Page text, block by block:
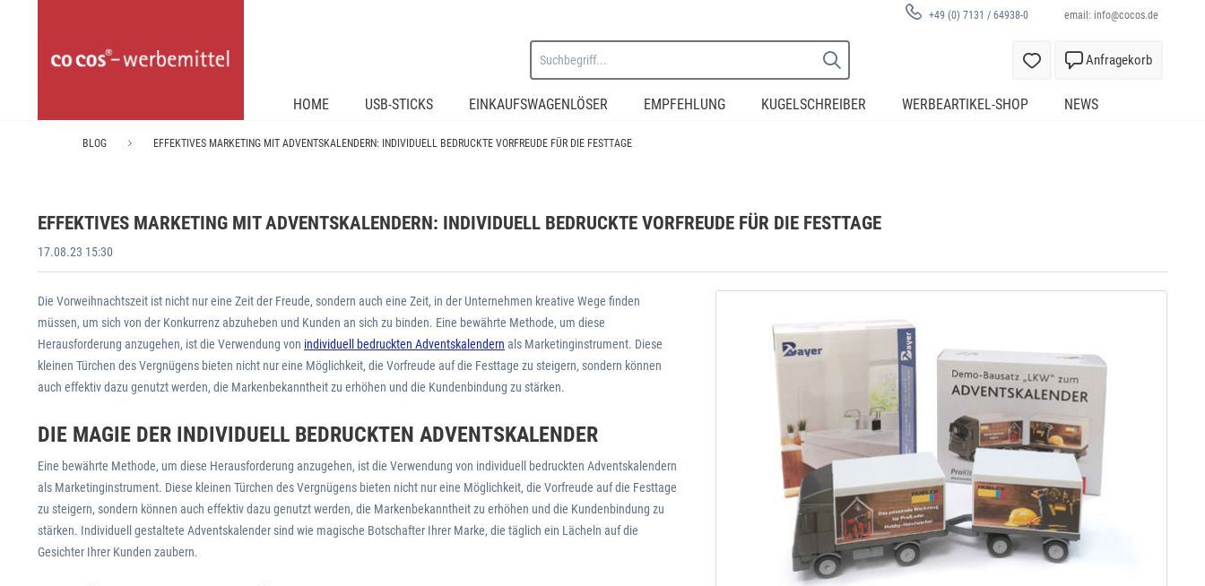
email: info@cocos.de
+49 (0) 7131 / 64938-0
Anfragekorb
HOME USB-STICKS EINKAUFSWAGENLÖSER EMPFEHLUNG KUGELSCHREIBER WERBEARTIKEL-SHOP NEWS
BLOG EFFEKTIVES MARKETING MIT ADVENTSKALENDERN: INDIVIDUELL BEDRUCKTE VORFREUDE FÜR DIE FESTTAGE
EFFEKTIVES MARKETING MIT ADVENTSKALENDERN: INDIVIDUELL BEDRUCKTE VORFREUDE FÜR DIE FESTTAGE
17.08.23 15:30
Die Vorweihnachtszeit ist nicht nur eine Zeit der Freude, sondern auch eine Zeit, in der Unternehmen kreative Wege finden
müssen, um sich von der Konkurrenz abzuheben und Kunden an sich zu binden. Eine bewährte Methode, um diese
Herausforderung anzugehen, ist die Verwendung von individuell bedruckten Adventskalendern als Marketinginstrument. Diese
kleinen Türchen des Vergnügens bieten nicht nur eine Möglichkeit, die Vorfreude auf die Festtage zu steigern, sondern können
auch effektiv dazu genutzt werden, die Markenbekanntheit zu erhöhen und die Kundenbindung zu stärken.
DIE MAGIE DER INDIVIDUELL BEDRUCKTEN ADVENTSKALENDER
Eine bewährte Methode, um diese Herausforderung anzugehen, ist die Verwendung von individuell bedruckten Adventskalendern
als Marketinginstrument. Diese kleinen Türchen des Vergnügens bieten nicht nur eine Möglichkeit, die Vorfreude auf die Festtage
zu steigern, sondern können auch effektiv dazu genutzt werden, die Markenbekanntheit zu erhöhen und die Kundenbindung zu
stärken. Individuell gestaltete Adventskalender sind wie magische Botschafter Ihrer Marke, die täglich ein Lächeln auf die
Gesichter Ihrer Kunden zaubern.